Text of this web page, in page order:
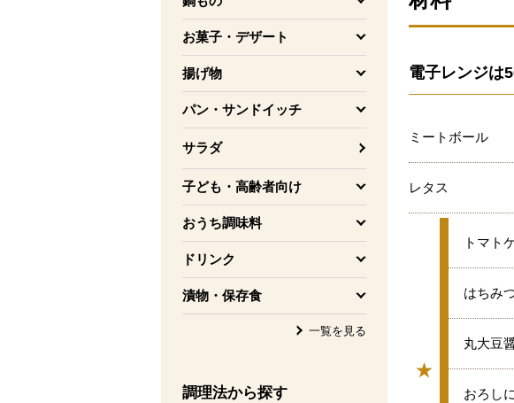
を開く
お菓子・デザート
を開く
揚げ物
を開く
パン・サンドイッチ
を開く
サラダ
子ども・高齢者向け
を開く
おうち調味料
を開く
ドリンク
を開く
漬物・保存食
を開く
一覧を見る
調理法から探す
電子レンジは
ミートボール
レタス
★
グループ
★
トマト
★
はちみ
★
丸大豆
★
おろし